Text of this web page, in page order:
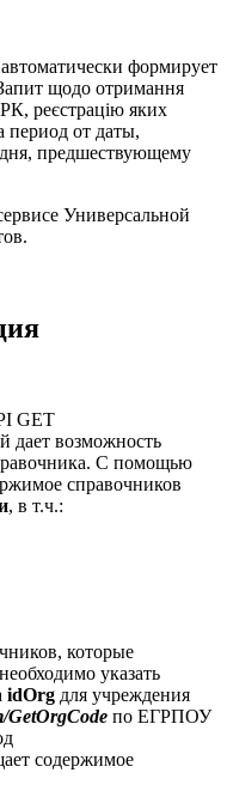
формирует
щодо отримання
реєстрацію яких
период от даты,
предшествующему
Универсальной
GET
дает возможность
С помощью
справочников
, в т.ч.:
которые
указать
idOrg для учреждения
GetOrgCode по ЕГРПОУ
содержимое